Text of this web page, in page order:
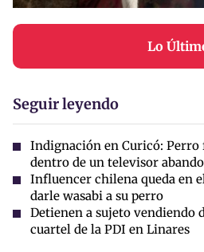
Lo
Seguir leyendo
Indignación en Curicó: Perro
dentro de un televisor
Influencer chilena queda en
darle wasabi a su perro
Detienen a sujeto vendiendo
cuartel de la PDI en Linares